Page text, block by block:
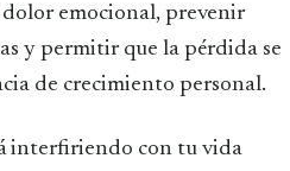
emocional, prevenir
y permitir que la pérdida se
de crecimiento personal.
interfiriendo con tu vida